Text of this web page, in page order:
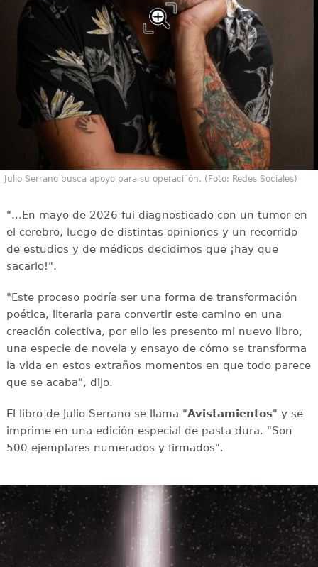
Julio Serrano busca apoyo para su operaci´ón. (Foto: Redes Sociales)
"...En mayo de 2026 fui diagnosticado con un tumor en
el cerebro, luego de distintas opiniones y un recorrido
de estudios y de médicos decidimos que ¡hay que
sacarlo!".
"Este proceso podría ser una forma de transformación
poética, literaria para convertir este camino en una
creación colectiva, por ello les presento mi nuevo libro,
una especie de novela y ensayo de cómo se transforma
la vida en estos extraños momentos en que todo parece
que se acaba", dijo.
El libro de Julio Serrano se llama "Avistamientos" y se
imprime en una edición especial de pasta dura. "Son
500 ejemplares numerados y firmados".